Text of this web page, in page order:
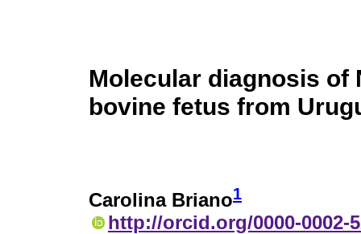
Molecular diagnosis of
bovine fetus from
Carolina Briano1
http://orcid.org/0000-0002-